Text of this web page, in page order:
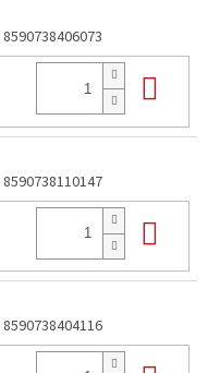
8590738406073
8590738110147
8590738404116